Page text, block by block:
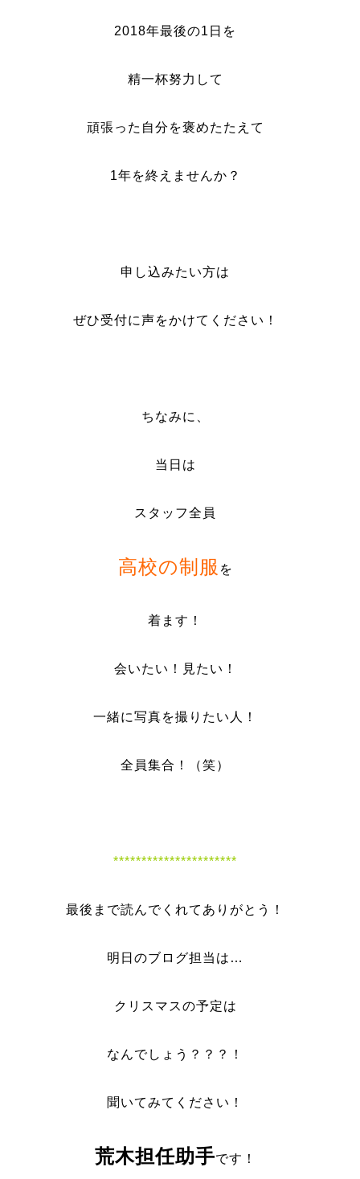
2018年最後の1日を
精一杯努力して
頑張った自分を褒めたたえて
1年を終えませんか？
申し込みたい方は
ぜひ受付に声をかけてください！
ちなみに、
当日は
スタッフ全員
高校の制服 を
着ます！
会いたい！見たい！
一緒に写真を撮りたい人！
全員集合！（笑）
**********************
最後まで読んでくれてありがとう！
明日のブログ担当は…
クリスマスの予定は
なんでしょう？？？！
聞いてみてください！
荒木担任助手です！